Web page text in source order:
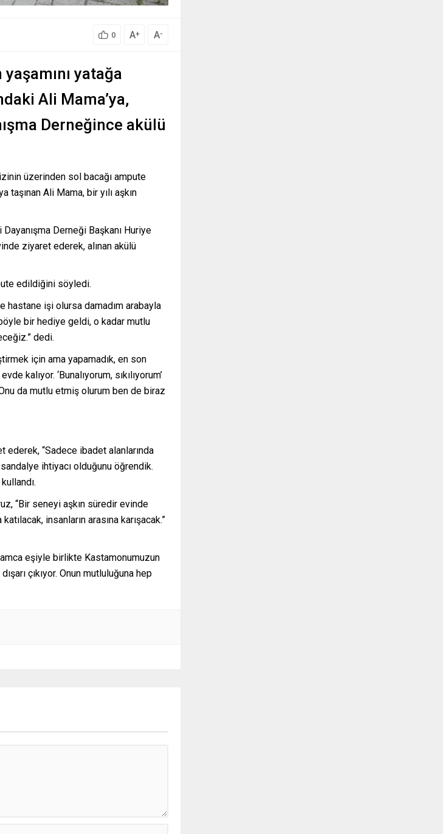
0 A+ A-
yatağa
Ali Mama’ya,
Derneğince akülü
üzerinden sol bacağı ampute
taşınan Ali Mama, bir yılı aşkın
Derneği Başkanı Huriye
ziyaret ederek, alınan akülü
edildiğini söyledi.
hastane işi olursa damadım arabayla
böyle bir hediye geldi, o kadar mutlu
dedi.
için ama yapamadık, en son
kalıyor. ‘Bunalıyorum, sıkılıyorum’
da mutlu etmiş olurum ben de biraz
ederek, “Sadece ibadet alanlarında
ihtiyacı olduğunu öğrendik.
“Bir seneyi aşkın süredir evinde
insanların arasına karışacak.”
eşiyle birlikte Kastamonumuzun
çıkıyor. Onun mutluluğuna hep